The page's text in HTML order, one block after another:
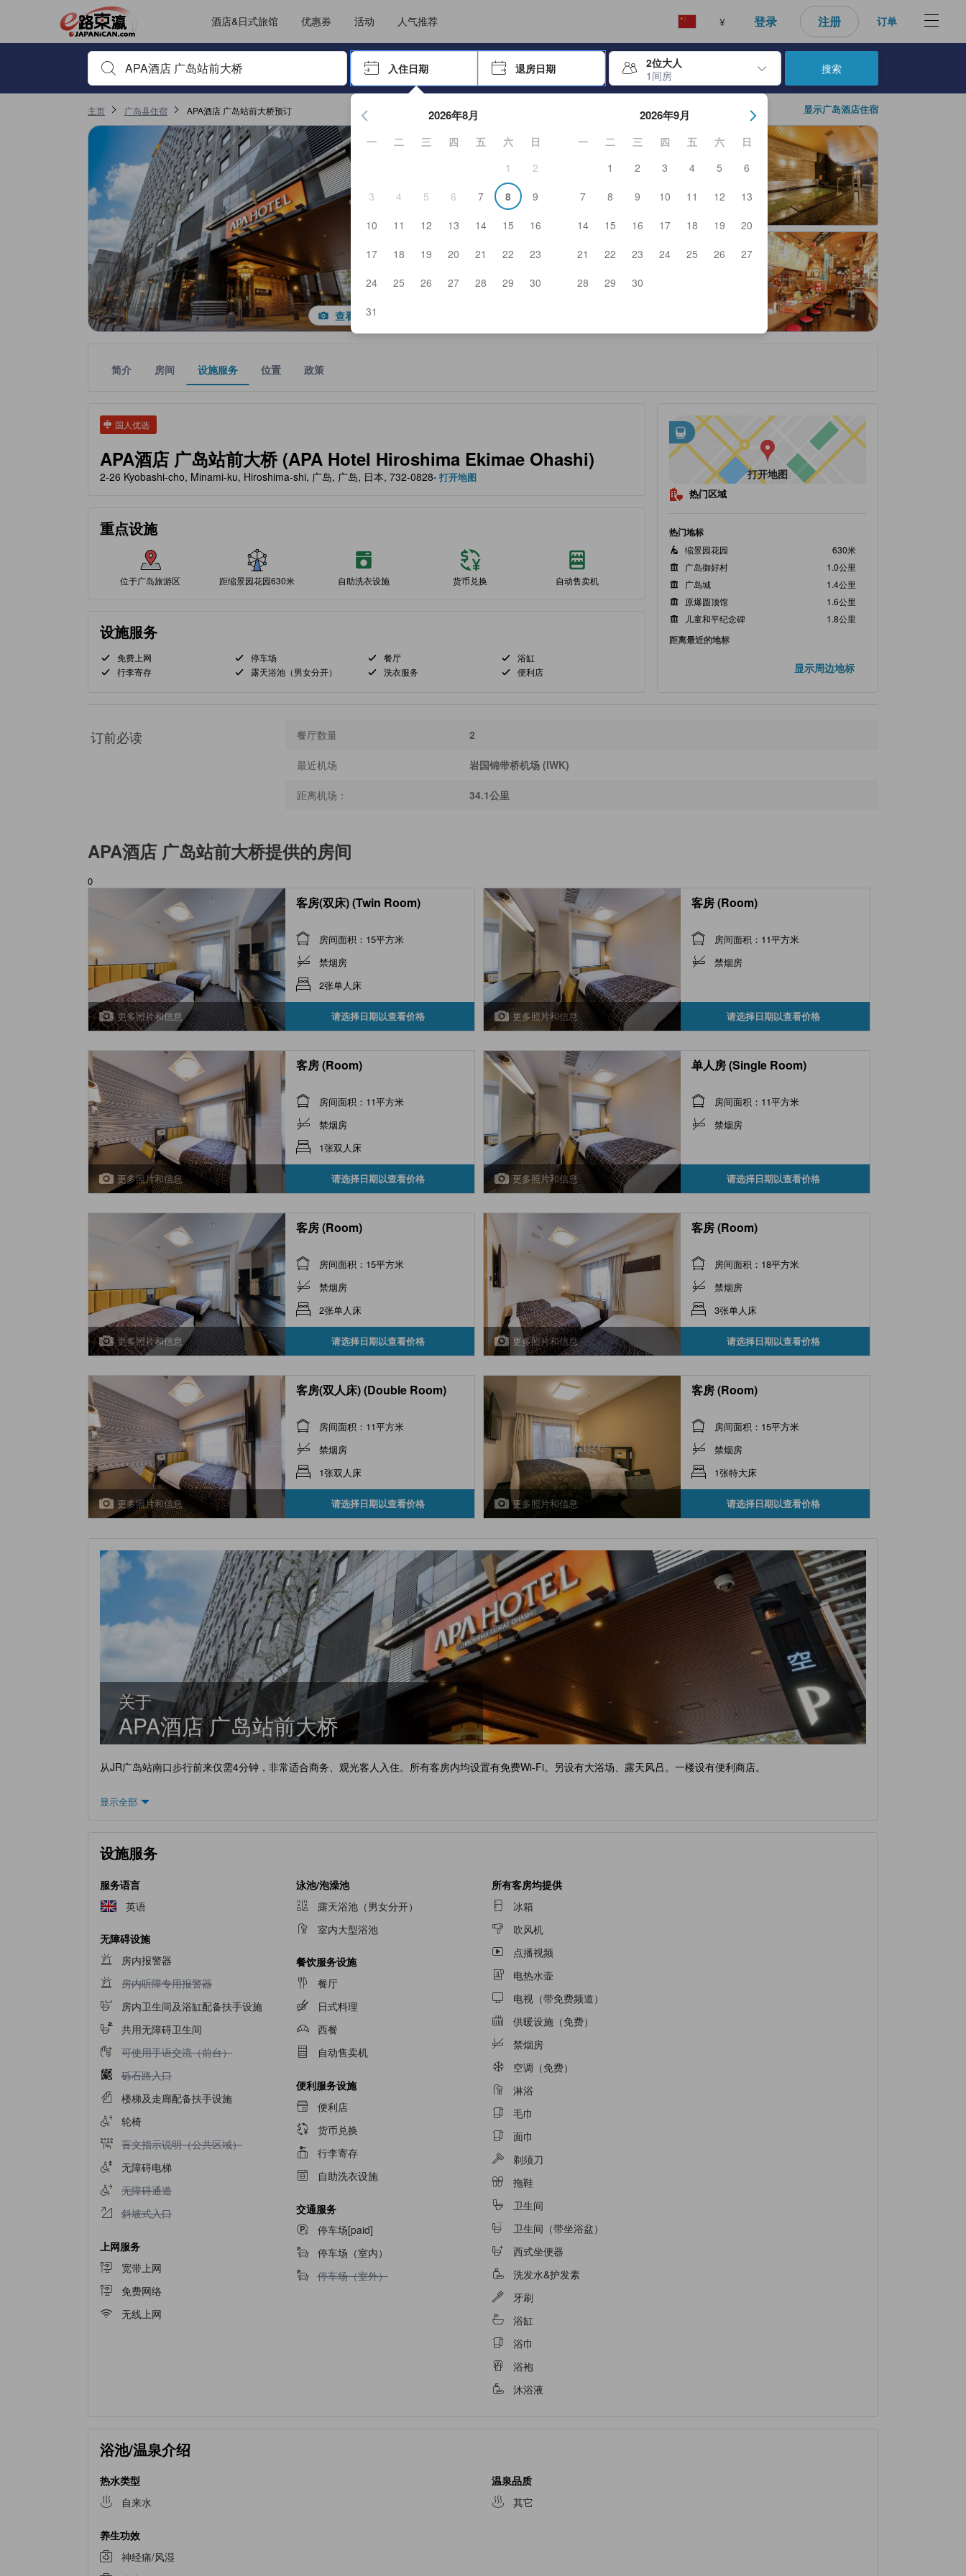
酒店&日式旅馆 优惠券 活动 人气推荐 ¥ 登录 注册 订单
输入住宿名或关键词以搜索，使用箭头或 tab 键以移动，点击 Enter 键以选择
入住日期 退房日期
2位大人
1间房
按 Enter 键开始浏览日期选择器。使用箭头键浏览入住和退房日期。使用 Enter 键选择日期后，入住日期将被选择。重复相同操作以选择
2026年8月
一 二 三 四 五 六
日
1
2
3
4 5 6 7 8
9
10
11 12 13 14 15
16
17
18 19 20 21 22
23
24
25 26 27 28 29
30
31
2026年9月
一 二 三 四 五 六
日
1
2 3 4 5
6
7
8 9 10 11 12
13
14
15 16 17 18 19
20
21
22 23 24 25 26
27
28
29 30
搜索
主页 广岛县住宿 APA酒店 广岛站前大桥预订 显示广岛酒店住宿
查看全部图片
简介 房间 设施服务 位置 政策
国人优选
tooltip
APA酒店 广岛站前大桥 (APA Hotel Hiroshima Ekimae Ohashi)
tooltip
金色星星表示的等级信息由合作第三方平台提供，仅作为住宿舒适度、设施服务等方面的水平参考。
2-26 Kyobashi-cho, Minami-ku, Hiroshima-shi, 广岛, 广岛, 日本, 732-0828- 打开地图
重点设施
位于广岛旅游区 距缩景园花园630米 自助洗衣设施 货币兑换 自动售卖机
设施服务
免费上网 停车场 餐厅
浴缸
行李寄存
露天浴池（男女分开） 洗衣服务 便利店
tooltip
邻近交通
• 距Hiroshima Electric Railway不到0.28公里
• 距广岛站不到0.39公里
打开地图
热门区域
热门地标
缩景园花园
630米
广岛御好村
1.0公里
广岛城
1.4公里
原爆圆顶馆
1.6公里
儿童和平纪念碑
1.8公里
距离最近的地标
190米
Yale Yale A-kan
190米
显示周边地标
订前必读 餐厅数量 2
最近机场 岩国锦带桥机场 (IWK)
距离机场： 34.1公里
APA酒店 广岛站前大桥提供的房间
0
更多照片和信息
客房(双床) (Twin Room)
房间面积：15平方米
禁烟房
2张单人床
请选择日期以查看价格 更多照片和信息
客房 (Room)
房间面积：11平方米
禁烟房
请选择日期以查看价格
更多照片和信息
客房 (Room)
房间面积：11平方米
禁烟房
1张双人床
请选择日期以查看价格 更多照片和信息
单人房 (Single Room)
房间面积：11平方米
禁烟房
请选择日期以查看价格
更多照片和信息
客房 (Room)
房间面积：15平方米
禁烟房
2张单人床
请选择日期以查看价格 更多照片和信息
客房 (Room)
房间面积：18平方米
禁烟房
3张单人床
请选择日期以查看价格
更多照片和信息
客房(双人床) (Double Room)
房间面积：11平方米
禁烟房
1张双人床
请选择日期以查看价格 更多照片和信息
客房 (Room)
房间面积：15平方米
禁烟房
1张特大床
请选择日期以查看价格
关于
APA酒店 广岛站前大桥
从JR广岛站南口步行前来仅需4分钟，非常适合商务、观光客人入住。所有客房内均设置有免费Wi-Fi。另设有大浴场、露天风吕。一楼设有便利商店。
显示全部
设施服务
服务语言
英语
无障碍设施
房内报警器
不提供房内听障专用报警器
房内听障专用报警器
房内卫生间及浴缸配备扶手设施
共用无障碍卫生间
不提供可使用手语交流（前台）
可使用手语交流（前台）
不提供砾石路入口
砾石路入口
楼梯及走廊配备扶手设施
轮椅
不提供盲文指示说明（公共区域）
盲文指示说明（公共区域）
无障碍电梯
不提供无障碍通道
无障碍通道
不提供斜坡式入口
斜坡式入口
上网服务
宽带上网
免费网络
无线上网
泳池/泡澡池
露天浴池（男女分开）
室内大型浴池
餐饮服务设施
餐厅
日式料理
西餐
自动售卖机
便利服务设施
便利店
货币兑换
行李寄存
自助洗衣设施
交通服务
停车场[paid]
停车场（室内）
不提供停车场（室外）
停车场（室外）
所有客房均提供
冰箱
吹风机
点播视频
电热水壶
电视（带免费频道）
供暖设施（免费）
禁烟房
空调（免费）
淋浴
毛巾
面巾
剃须刀
拖鞋
卫生间
卫生间（带坐浴盆）
西式坐便器
洗发水&护发素
牙刷
浴缸
浴巾
浴袍
沐浴液
浴池/温泉介绍
热水类型
自来水
养生功效
神经痛/风湿
温泉品质
其它